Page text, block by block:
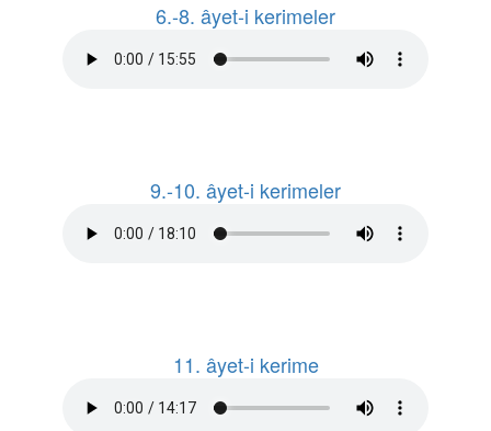
6.-8. âyet-i kerimeler
9.-10. âyet-i kerimeler
11. âyet-i kerime